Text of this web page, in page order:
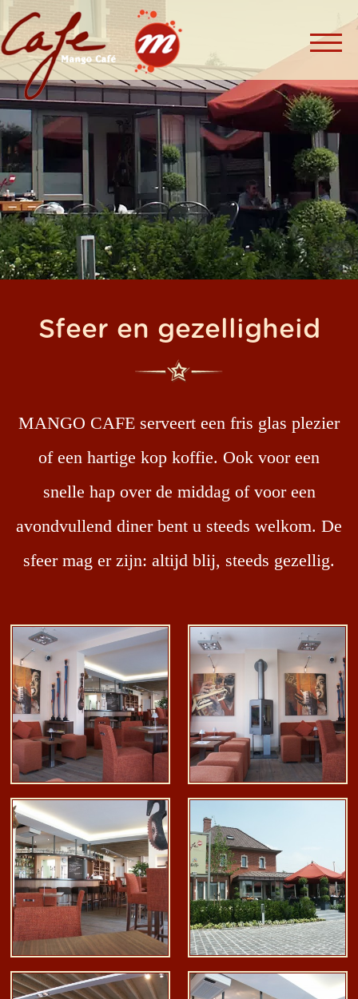
Sfeer en gezelligheid
MANGO CAFE serveert een fris glas plezier
of een hartige kop koffie. Ook voor een
snelle hap over de middag of voor een
avondvullend diner bent u steeds welkom. De
sfeer mag er zijn: altijd blij, steeds gezellig.